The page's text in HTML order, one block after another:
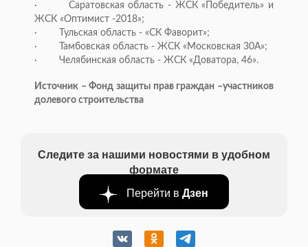
· Саратовская область - ЖСК «Победитель» и
ЖСК «Оптимист -2018»;
· Тульская область - «СК Фаворит»;
· Тамбовская область - ЖСК «Московская 30А»;
· Челябинская область - ЖСК «Доватора, 46».
Источник – Фонд защиты прав граждан –участников
долевого строительства
Следите за нашими новостями в удобном
формате
Перейти в Дзен